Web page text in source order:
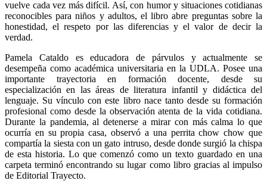
vuelve cada vez más difícil. Así, con humor y situaciones cotidianas
reconocibles para niños y adultos, el libro abre preguntas sobre la
honestidad, el respeto por las diferencias y el valor de decir la
verdad.
Pamela Cataldo es educadora de párvulos y actualmente se
desempeña como académica universitaria en la UDLA. Posee una
importante trayectoria en formación docente, desde su
especialización en las áreas de literatura infantil y didáctica del
lenguaje. Su vínculo con este libro nace tanto desde su formación
profesional como desde la observación atenta de la vida cotidiana.
Durante la pandemia, al detenerse a mirar con más calma lo que
ocurría en su propia casa, observó a una perrita chow chow que
compartía la siesta con un gato intruso, desde donde surgió la chispa
de esta historia. Lo que comenzó como un texto guardado en una
carpeta terminó encontrando su lugar como libro gracias al impulso
de Editorial Trayecto.